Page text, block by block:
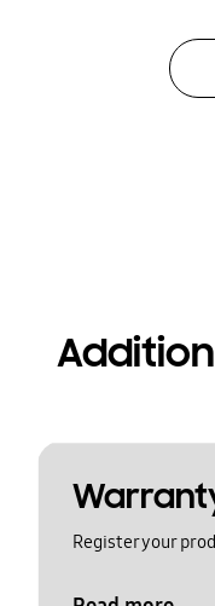
Register your